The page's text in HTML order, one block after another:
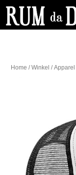
Home /Winkel /Apparel